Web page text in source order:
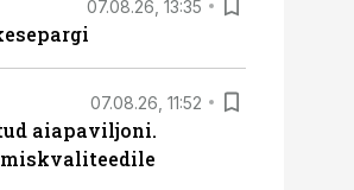
07.08.26, 13:35
07.08.26, 11:52
aiapaviljoni.